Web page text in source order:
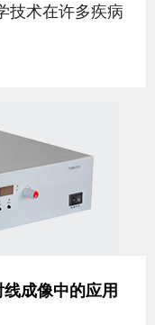
技术在许多疾病
成像中的应用